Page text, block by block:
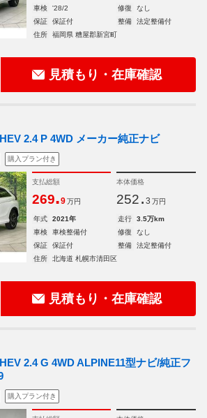
車検
'28/2 修復
なし
保証
保証付 整備
法定整備付
住所
福岡県 糟屋郡新宮町
見積もり・在庫確認
2.4 P 4WD メーカー純正ナビ
購入プラン付き
支払総額
269.9 万円
本体価格
252. 3 万円
年式 2021年 走行
3.5万km
車検
車検整備付 修復
なし
保証
保証付 整備
法定整備付
住所
北海道 札幌市清田区
見積もり・在庫確認
2.4 G 4WD ALPINE11型ナビ/純正フ
購入プラン付き